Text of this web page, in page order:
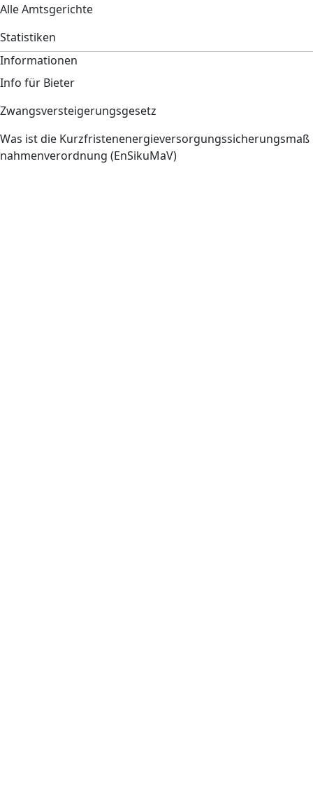
Alle Amtsgerichte
Statistiken
Informationen
Info für Bieter
Zwangsversteigerungsgesetz
Was ist die Kurzfristenenergieversorgungssicherungsmaß
nahmenverordnung (EnSikuMaV)